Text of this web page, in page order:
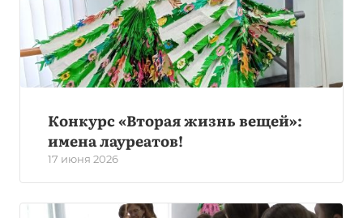
Конкурс «Вторая жизнь вещей»:
имена лауреатов!
17 июня 2026